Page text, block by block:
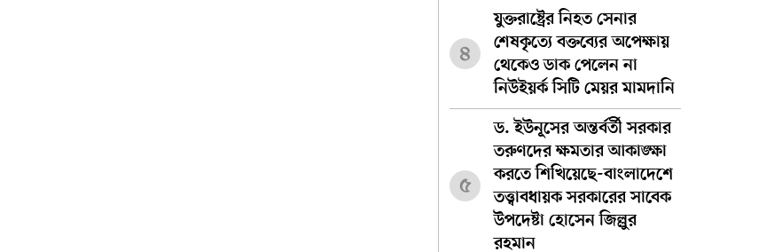
৪
যুক্তরাষ্ট্রের নিহত সেনার
শেষকৃত্যে বক্তব্যের অপেক্ষায়
থেকেও ডাক পেলেন না
নিউইয়র্ক সিটি মেয়র মামদানি
৫
ড. ইউনূসের অন্তর্বর্তী সরকার
তরুণদের ক্ষমতার আকাঙ্ক্ষা
করতে শিখিয়েছে-বাংলাদেশে
তত্ত্বাবধায়ক সরকারের সাবেক
উপদেষ্টা হোসেন জিল্লুর
রহমান